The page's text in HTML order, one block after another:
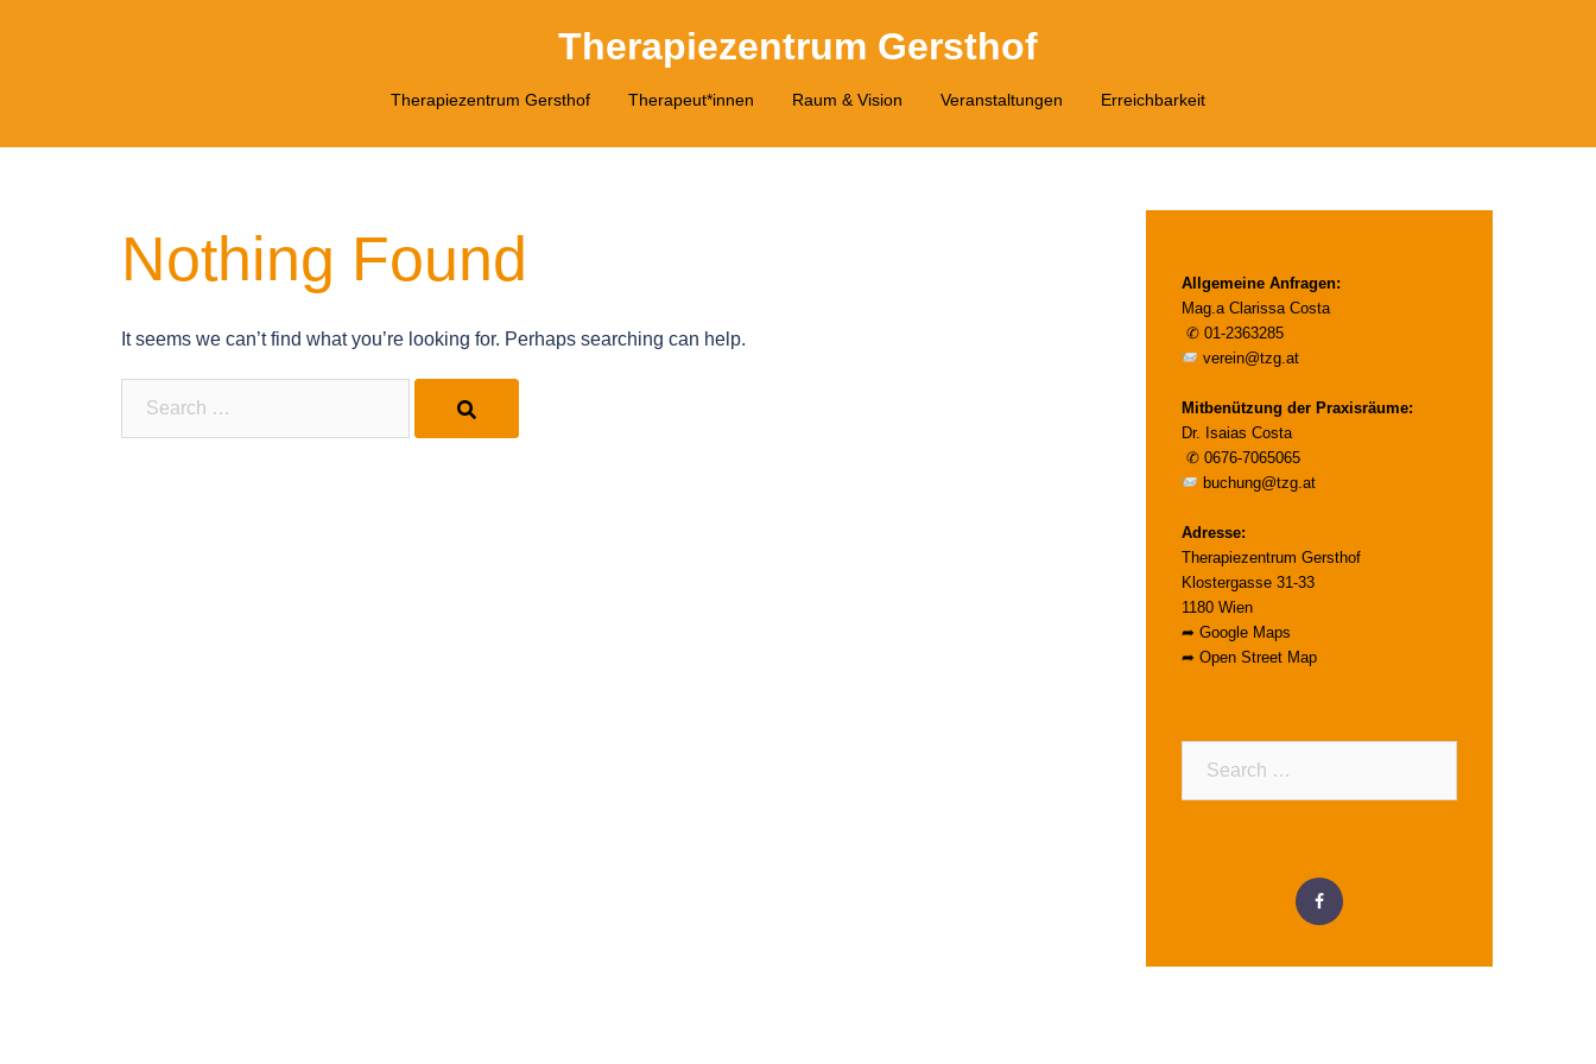
Therapiezentrum Gersthof
Therapiezentrum Gersthof Therapeut*innen Raum & Vision Veranstaltungen Erreichbarkeit
Nothing Found
It seems we can’t find what you’re looking for. Perhaps searching can help.
Allgemeine Anfragen:
Mag.a Clarissa Costa
✆ 01-2363285
verein@tzg.at
Mitbenützung der Praxisräume:
Dr. Isaias Costa
✆ 0676-7065065
buchung@tzg.at
Adresse:
Therapiezentrum Gersthof
Klostergasse 31-33
1180 Wien
➦ Google Maps
➦ Open Street Map
Menüeintrag